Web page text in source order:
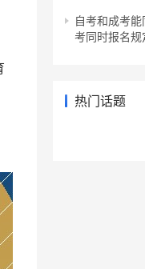
自考和成考
考同时报名规
热门话题